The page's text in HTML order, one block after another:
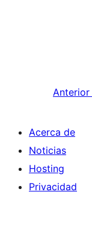
Anterior
Acerca de
Noticias
Hosting
Privacidad